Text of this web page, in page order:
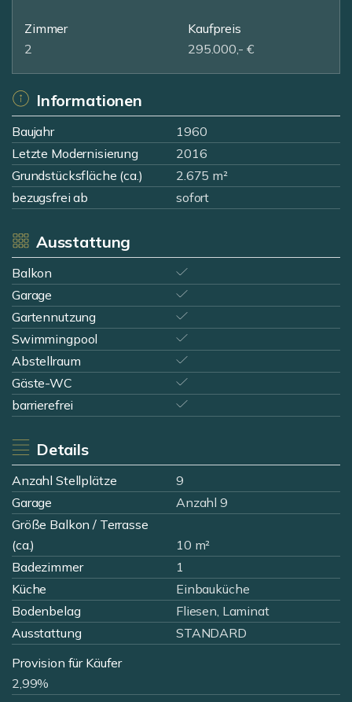
Zimmer
2
Kaufpreis
295.000,- €
Informationen
Baujahr
1960
Letzte Modernisierung
2016
Grundstücksfläche (ca.)
2.675 m²
bezugsfrei ab
sofort
Ausstattung
Balkon
Garage
Gartennutzung
Swimmingpool
Abstellraum
Gäste-WC
barrierefrei
Details
Anzahl Stellplätze
9
Garage
Anzahl 9
Größe Balkon / Terrasse
(ca.)
10 m²
Badezimmer
1
Küche
Einbauküche
Bodenbelag
Fliesen, Laminat
Ausstattung
STANDARD
Provision für Käufer
2,99%